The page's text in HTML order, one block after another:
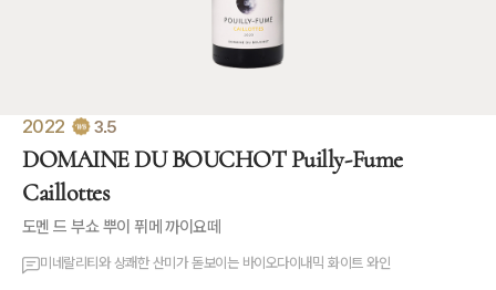
2022 3.5
DOMAINE DU BOUCHOT Puilly-Fume
Caillottes
도멘 드 부쇼 뿌이 퓌메 까이요떼
미네랄리티와 상쾌한 산미가 돋보이는 바이오다이내믹 화이트 와인